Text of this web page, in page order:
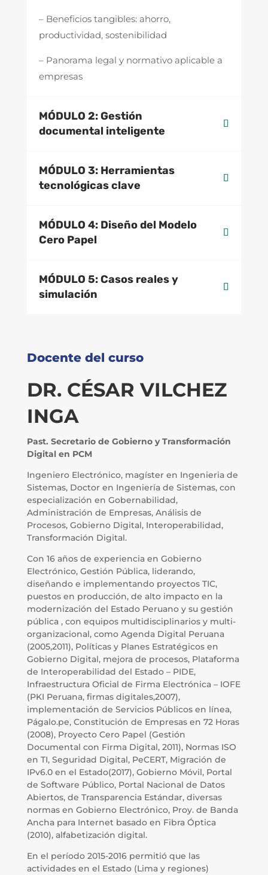
– Beneficios tangibles: ahorro,
productividad, sostenibilidad
– Panorama legal y normativo aplicable a
empresas
MÓDULO 2: Gestión
documental inteligente
MÓDULO 3: Herramientas
tecnológicas clave
MÓDULO 4: Diseño del Modelo
Cero Papel
MÓDULO 5: Casos reales y
simulación
Docente del curso
DR. CÉSAR VILCHEZ
INGA
Past. Secretario de Gobierno y Transformación
Digital en PCM
Ingeniero Electrónico, magíster en Ingenieria de
Sistemas, Doctor en Ingeniería de Sistemas, con
especialización en Gobernabilidad,
Administración de Empresas, Análisis de
Procesos, Gobierno Digital, Interoperabilidad,
Transformación Digital.
Con 16 años de experiencia en Gobierno
Electrónico, Gestión Pública, liderando,
diseñando e implementando proyectos TIC,
puestos en producción, de alto impacto en la
modernización del Estado Peruano y su gestión
pública , con equipos multidisciplinarios y multi-
organizacional, como Agenda Digital Peruana
(2005,2011), Políticas y Planes Estratégicos en
Gobierno Digital, mejora de procesos, Plataforma
de Interoperabilidad del Estado – PIDE,
Infraestructura Oficial de Firma Electrónica – IOFE
(PKI Peruana, firmas digitales,2007),
implementación de Servicios Públicos en línea,
Págalo.pe, Constitución de Empresas en 72 Horas
(2008), Proyecto Cero Papel (Gestión
Documental con Firma Digital, 2011), Normas ISO
en TI, Seguridad Digital, PeCERT, Migración de
IPv6.0 en el Estado(2017), Gobierno Móvil, Portal
de Software Público, Portal Nacional de Datos
Abiertos, de Transparencia Estándar, diversas
normas en Gobierno Electrónico, Proy. de Banda
Ancha para Internet basado en Fibra Óptica
(2010), alfabetización digital.
En el período 2015-2016 permitió que las
actividades en el Estado (Lima y regiones)